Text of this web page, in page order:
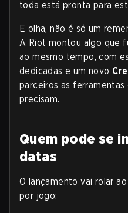
toda está pronta para
E olha, não é só um
A Riot montou algo que
ao mesmo tempo, com
dedicadas e um novo
parceiros as
precisam.
Quem pode se
datas
O lançamento vai rolar
por jogo: